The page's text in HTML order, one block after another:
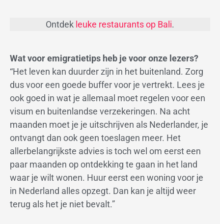
Ontdek leuke restaurants op Bali.
Wat voor emigratietips heb je voor onze lezers?
“Het leven kan duurder zijn in het buitenland. Zorg
dus voor een goede buffer voor je vertrekt. Lees je
ook goed in wat je allemaal moet regelen voor een
visum en buitenlandse verzekeringen. Na acht
maanden moet je je uitschrijven als Nederlander, je
ontvangt dan ook geen toeslagen meer. Het
allerbelangrijkste advies is toch wel om eerst een
paar maanden op ontdekking te gaan in het land
waar je wilt wonen. Huur eerst een woning voor je
in Nederland alles opzegt. Dan kan je altijd weer
terug als het je niet bevalt.”